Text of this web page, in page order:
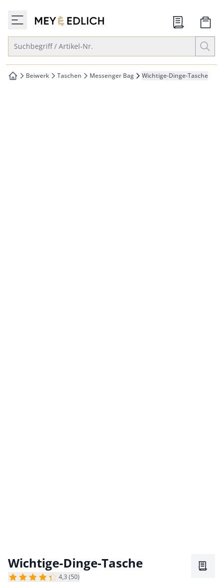
springen
springen
zur Startseite
Suchbegriff / Artikel-Nr.
zur Startseite
Beiwerk Taschen Messenger Bag Wichtige-Dinge-Tasche
Wichtige-Dinge-Tasche
4,3 (50)